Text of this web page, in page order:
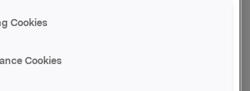
ci-dessous une liste des sociétés du
traitent des données personnelles
Cookies
Cookies